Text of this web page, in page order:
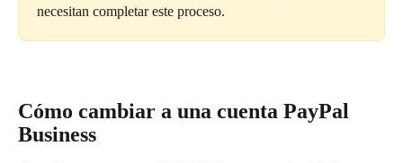
necesitan completar este proceso.
Cómo cambiar a una cuenta PayPal
Business